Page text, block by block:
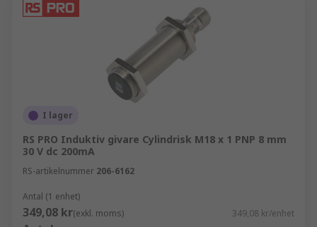
I lager
RS PRO Induktiv givare Cylindrisk M18 x 1 PNP 8 mm
30 V dc 200mA
RS-artikelnummer 206-6162
Antal (1 enhet)
349,08 kr(exkl. moms) 349,08 kr/enhet